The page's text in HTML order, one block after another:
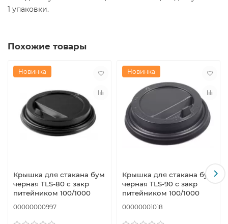
1 упаковки.
Похожие товары
Новинка
Крышка для стакана бум
черная TLS-80 с закр
питейником 100/1000
00000000997
Новинка
Крышка для стакана бум
черная TLS-90 с закр
питейником 100/1000
00000001018